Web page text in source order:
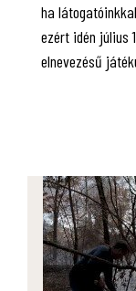
ha
ezért idén július
elnevezésű